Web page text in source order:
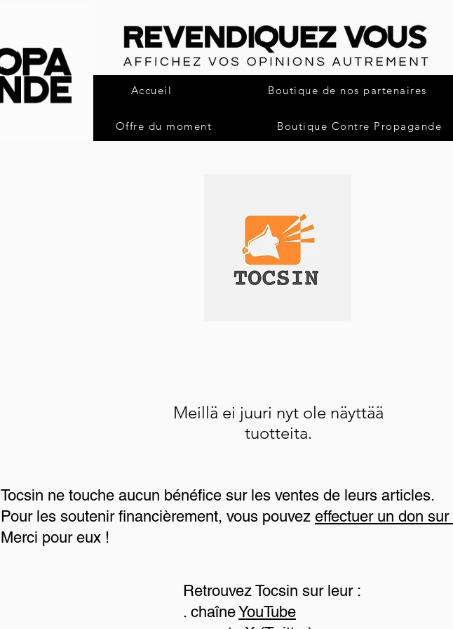
Accueil Boutique de nos partenaires
Offre du moment Boutique Contre Propagande
Meillä ei juuri nyt ole näyttää
tuotteita.
Tocsin ne touche aucun bénéfice sur les ventes de leurs articles.
Pour les soutenir financièrement, vous pouvez effectuer un don
Merci pour eux !
Retrouvez Tocsin sur leur :
. chaîneYouTube